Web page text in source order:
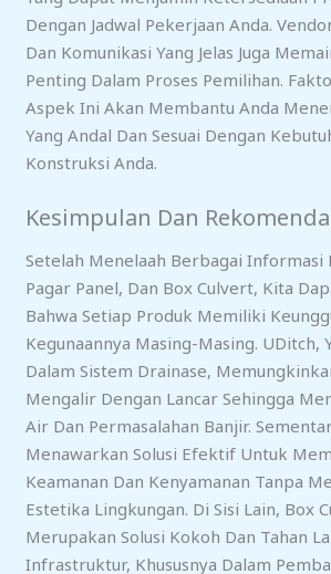
Dengan Jadwal Pekerjaan Anda.
Dan Komunikasi Yang Jelas Juga
Penting Dalam Proses Pemilihan.
Aspek Ini Akan Membantu Anda
Yang Andal Dan Sesuai Dengan
Konstruksi Anda.
Kesimpulan Dan
Setelah Menelaah Berbagai Informasi
Pagar Panel, Dan Box Culvert, Kita
Bahwa Setiap Produk Memiliki
Kegunaannya Masing-Masing. UDitch,
Dalam Sistem Drainase,
Mengalir Dengan Lancar Sehingga
Air Dan Permasalahan Banjir.
Menawarkan Solusi Efektif Untuk
Keamanan Dan Kenyamanan Tanpa
Estetika Lingkungan. Di Sisi Lain, Box
Merupakan Solusi Kokoh Dan Tahan
Infrastruktur, Khususnya Dalam